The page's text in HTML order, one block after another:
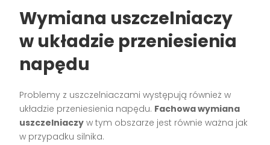
Wymiana uszczelniaczy
w układzie przeniesienia
napędu
Problemy z uszczelniaczami występują również w
układzie przeniesienia napędu. Fachowa wymiana
uszczelniaczy w tym obszarze jest równie ważna jak
w przypadku silnika.